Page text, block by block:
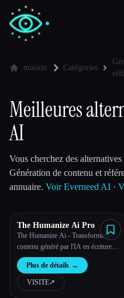
💻
🎓
Blog
Comparer les outils
Toutes les catégories
maison Catégories
Meilleures
AI
Vous cherchez des
Génération de contenu et
annuaire. Voir Everneed AI ·
The Humanize Ai Pro
The Humanize Ai - Transforme le
contenu généré par l'IA en écriture
humaine
Plus de détails →
VISITE↗︎